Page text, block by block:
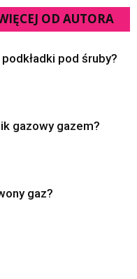
OD AUTORA
pod śruby?
gazowy gazem?
gaz?